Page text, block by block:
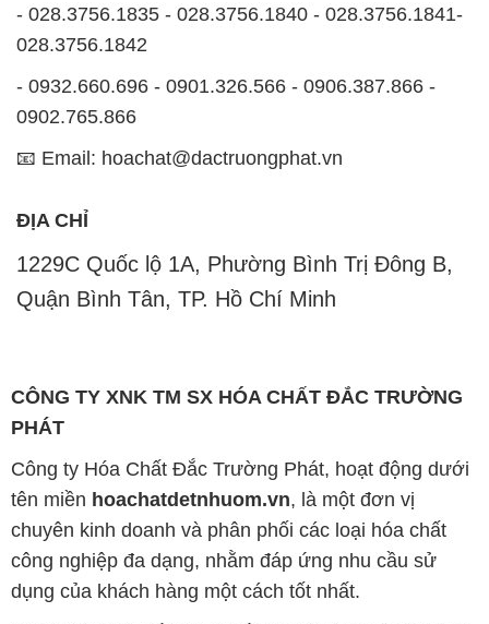
📧 Email: hoachat@dactruongphat.vn
ĐỊA CHỈ
1229C Quốc lộ 1A, Phường Bình Trị Đông B,
Quận Bình Tân, TP. Hồ Chí Minh
CÔNG TY XNK TM SX HÓA CHẤT ĐẮC TRƯỜNG
PHÁT
chuyên kinh doanh và phân phối các loại hóa chất
công nghiệp đa dạng, nhằm đáp ứng nhu cầu sử
dụng của khách hàng một cách tốt nhất.
Chúng tôi cam kết mang đến sự hài lòng và đáp ứng
mọi nhu cầu của khách hàng với tiêu chí hàng đầu.
Chúng tôi cung cấp những sản phẩm hóa chất với
chất lượng cao và giá thành hợp lý, nhằm đảm bảo